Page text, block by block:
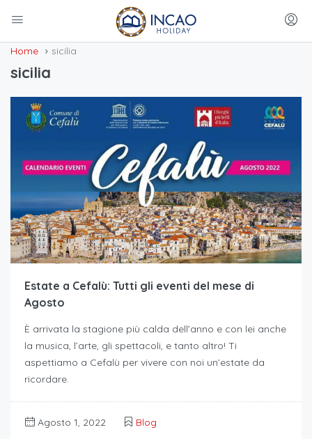
Home sicilia
sicilia
Estate a Cefalù: Tutti gli eventi del mese di
Agosto
È arrivata la stagione più calda dell’anno e con lei anche
la musica, l’arte, gli spettacoli, e tanto altro! Ti
aspettiamo a Cefalù per vivere con noi un’estate da
ricordare.
Agosto 1, 2022 Blog